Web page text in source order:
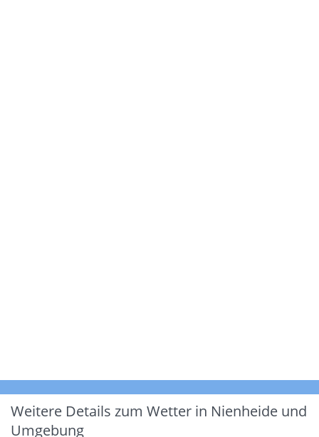
Weitere Details zum Wetter in Nienheide und
Umgebung